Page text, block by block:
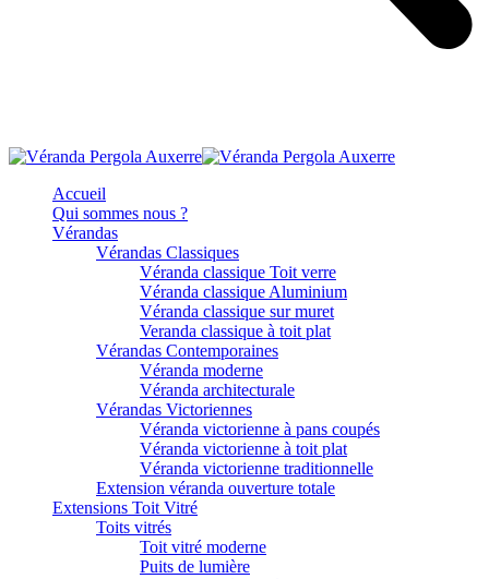
Accueil
Qui sommes nous ?
Vérandas
Vérandas Classiques
Véranda classique Toit verre
Véranda classique Aluminium
Véranda classique sur muret
Veranda classique à toit plat
Vérandas Contemporaines
Véranda moderne
Véranda architecturale
Vérandas Victoriennes
Véranda victorienne à pans coupés
Véranda victorienne à toit plat
Véranda victorienne traditionnelle
Extension véranda ouverture totale
Extensions Toit Vitré
Toits vitrés
Toit vitré moderne
Puits de lumière